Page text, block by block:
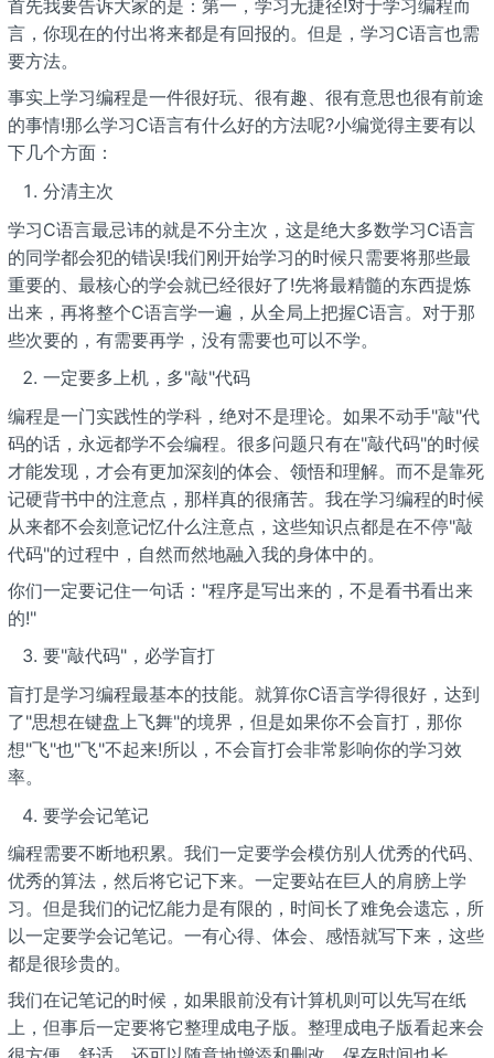
首先我要告诉大家的是：第一，学习无捷径!对于学习编程而
言，你现在的付出将来都是有回报的。但是，学习C语言也需
要方法。
事实上学习编程是一件很好玩、很有趣、很有意思也很有前途
的事情!那么学习C语言有什么好的方法呢?小编觉得主要有以
下几个方面：
分清主次
学习C语言最忌讳的就是不分主次，这是绝大多数学习C语言
的同学都会犯的错误!我们刚开始学习的时候只需要将那些最
重要的、最核心的学会就已经很好了!先将最精髓的东西提炼
出来，再将整个C语言学一遍，从全局上把握C语言。对于那
些次要的，有需要再学，没有需要也可以不学。
一定要多上机，多"敲"代码
编程是一门实践性的学科，绝对不是理论。如果不动手"敲"代
码的话，永远都学不会编程。很多问题只有在"敲代码"的时候
才能发现，才会有更加深刻的体会、领悟和理解。而不是靠死
记硬背书中的注意点，那样真的很痛苦。我在学习编程的时候
从来都不会刻意记忆什么注意点，这些知识点都是在不停"敲
代码"的过程中，自然而然地融入我的身体中的。
你们一定要记住一句话："程序是写出来的，不是看书看出来
的!"
要"敲代码"，必学盲打
盲打是学习编程最基本的技能。就算你C语言学得很好，达到
了"思想在键盘上飞舞"的境界，但是如果你不会盲打，那你
想"飞"也"飞"不起来!所以，不会盲打会非常影响你的学习效
率。
要学会记笔记
编程需要不断地积累。我们一定要学会模仿别人优秀的代码、
优秀的算法，然后将它记下来。一定要站在巨人的肩膀上学
习。但是我们的记忆能力是有限的，时间长了难免会遗忘，所
以一定要学会记笔记。一有心得、体会、感悟就写下来，这些
都是很珍贵的。
我们在记笔记的时候，如果眼前没有计算机则可以先写在纸
上，但事后一定要将它整理成电子版。整理成电子版看起来会